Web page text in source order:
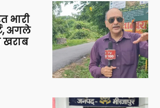
भारी
अगले
खराब